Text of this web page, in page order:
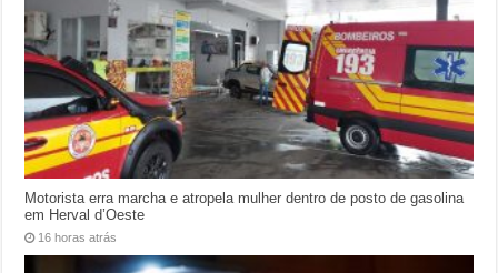
Motorista erra marcha e atropela mulher dentro de posto de gasolina
em Herval d’Oeste
16 horas atrás